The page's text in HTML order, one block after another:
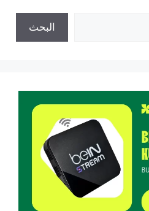
البحث